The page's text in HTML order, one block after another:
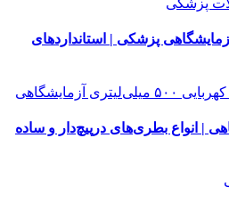
پزشکی | استانداردهای
| انواع بطری‌های در‌پیچ‌دار و ساده